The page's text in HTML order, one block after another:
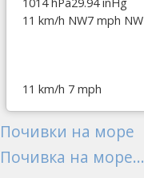
1014 hPa29.94 inHg
11 km/h NW7 mph NW
11 km/h 7 mph
Почивки на море
Почивка на море...